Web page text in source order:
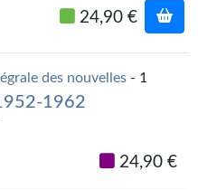
24,90 €
des nouvelles - 1
1962
24,90 €